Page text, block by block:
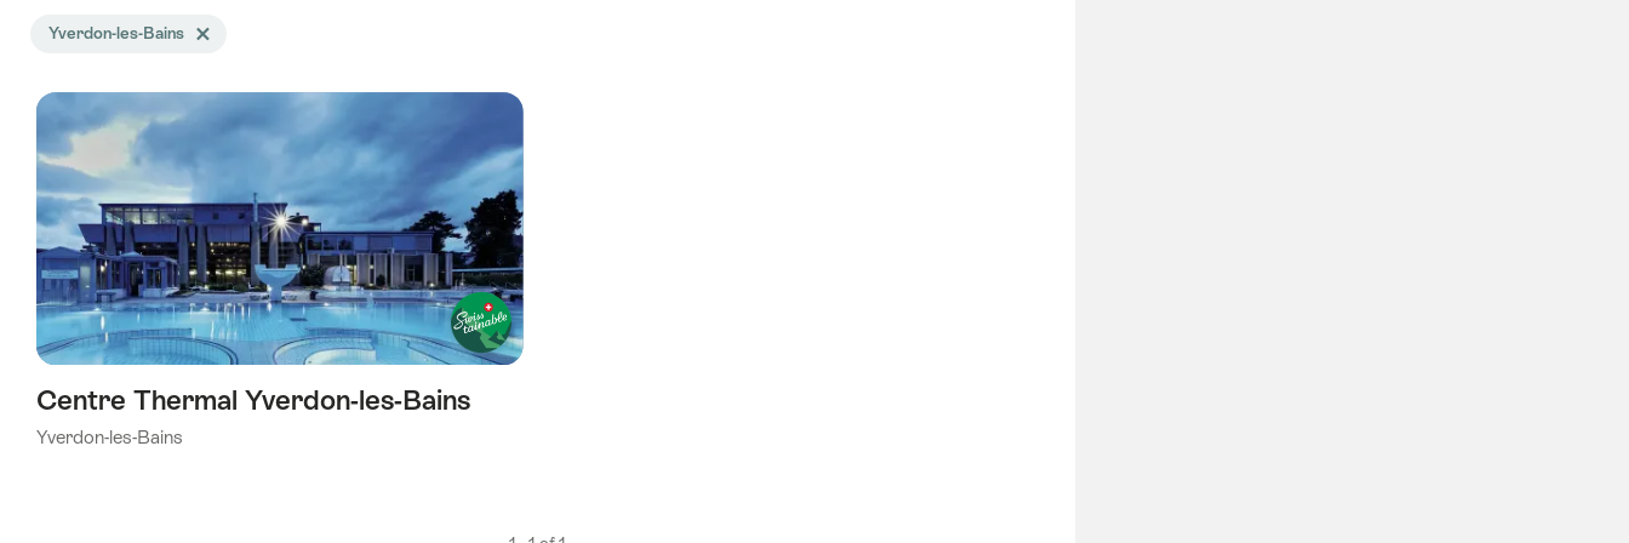
La
a
filtrée
selon
les
tags
suivants
Yverdon-les-BainsEffacer le tag Yverdon-les-Bains
Centre Thermal Yverdon-les-Bains
Yverdon-les-Bains